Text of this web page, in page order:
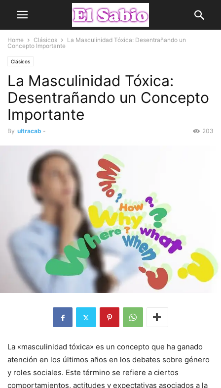
Home Clásicos
La Masculinidad Tóxica: Desentrañando un
Concepto Importante
Clásicos
La Masculinidad Tóxica:
Desentrañando un Concepto
Importante
By ultracab - 203
La «masculinidad tóxica» es un concepto que ha ganado
atención en los últimos años en los debates sobre género
y roles sociales. Este término se refiere a ciertos
comportamientos, actitudes y expectativas asociados a la